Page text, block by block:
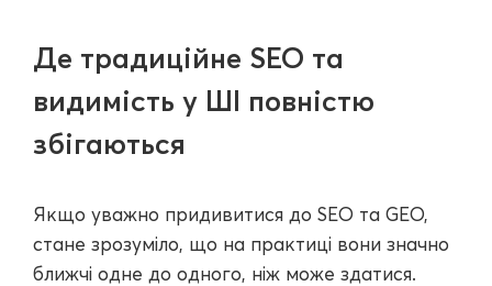
Де традиційне SEO та
видимість у ШІ повністю
збігаються
Якщо уважно придивитися до SEO та GEO,
стане зрозуміло, що на практиці вони значно
ближчі одне до одного, ніж може здатися.